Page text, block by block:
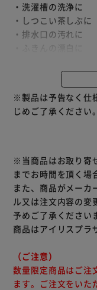
・洗濯槽の洗浄に
・しつこい茶しぶに
・排水口の汚れに
けではありません。
※製品は予告なく仕
じめご了承ください。
※当商品はお取り寄
までお時間を頂く場
また、商品がメーカ
ル又は注文内容の変
予めご了承ください
商品はアイリスプラ
（ご注意）
数量限定商品はご注
ます。ご注文をいた